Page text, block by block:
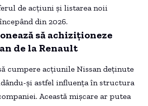
de acțiuni și listarea noii
din 2026.
să achiziționeze
de la Renault
cumpere acțiunile Nissan deținute
și astfel influența în structura
Această mișcare ar putea